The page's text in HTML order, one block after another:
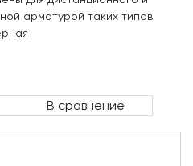
арматурой таких типов
В сравнение